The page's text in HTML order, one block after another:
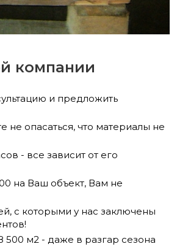
компании
и предложить
опасаться, что материалы не
- все зависит от его
на Ваш объект, Вам не
с которыми у нас заключены
м2 - даже в разгар сезона